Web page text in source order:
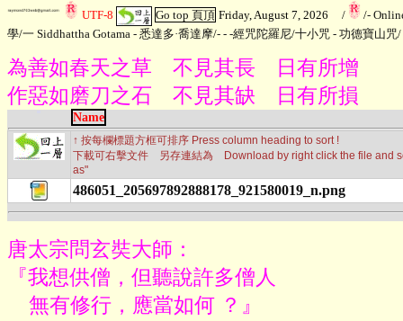
UTF-8 Go top 頁頂 Friday, August 7, 2026 / /-
學/一 Siddhattha Gotama - 悉達多·喬達摩/- - -經咒陀羅尼/十小咒 - 功德寶山咒/
為善如春天之草 不見其長 日有所增
作惡如磨刀之石 不見其缺 日有所損
Name
↑ 按每欄標題方框可排序 Press column heading to sort !
下載可右擊文件 另存連結為 Download by right click the file and
as"
486051_205697892888178_921580019_n.png
唐太宗問玄奘大師：
『我想供僧，但聽說許多僧人